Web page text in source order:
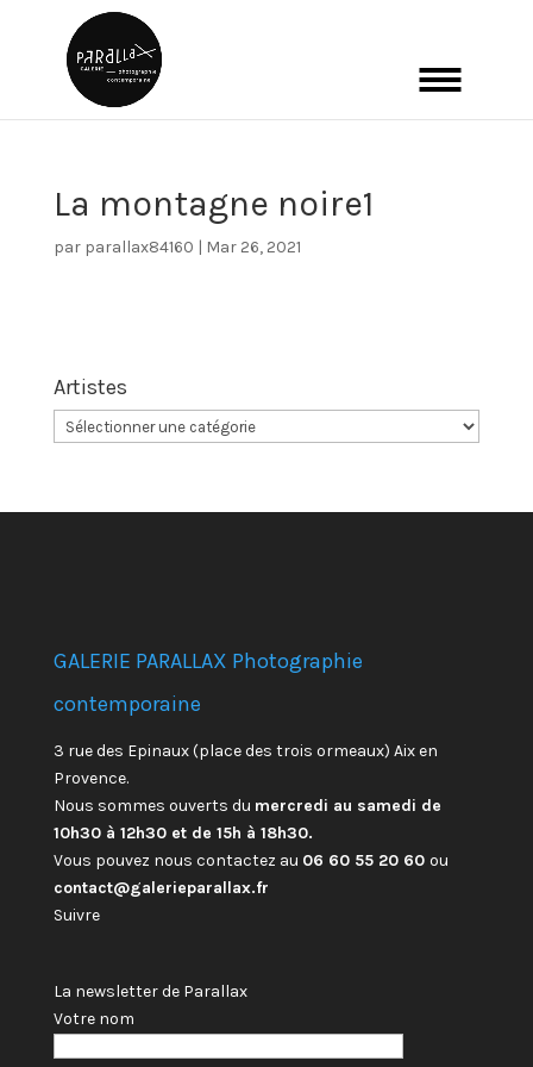
La montagne noire1
par parallax84160 | Mar 26, 2021
Artistes
GALERIE PARALLAX Photographie
contemporaine
3 rue des Epinaux (place des trois ormeaux) Aix en
Provence.
Nous sommes ouverts du mercredi au samedi de
10h30 à 12h30 et de 15h à 18h30.
Vous pouvez nous contactez au 06 60 55 20 60 ou
contact@galerieparallax.fr
Suivre
La newsletter de Parallax
Votre nom